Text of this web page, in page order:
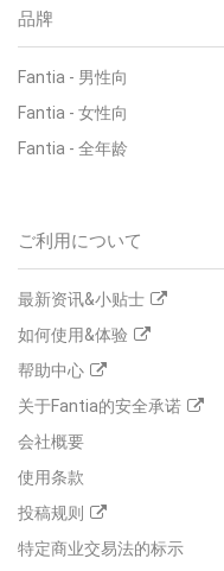
品牌
Fantia - 男性向
Fantia - 女性向
Fantia - 全年龄
ご利用について
最新资讯&小贴士
如何使用&体验
帮助中心
关于Fantia的安全承诺
会社概要
使用条款
投稿规则
特定商业交易法的标示